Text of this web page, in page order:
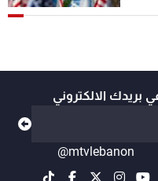
بريدك الالكتروني
@mtvlebanon